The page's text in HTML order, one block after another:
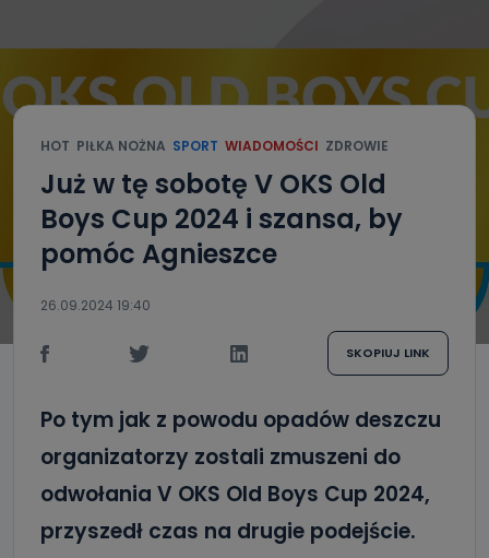
HOT PIŁKA NOŻNA SPORT WIADOMOŚCI ZDROWIE
Już w tę sobotę V OKS Old
Boys Cup 2024 i szansa, by
pomóc Agnieszce
26.09.2024 19:40
SKOPIUJ LINK
Po tym jak z powodu opadów deszczu
organizatorzy zostali zmuszeni do
odwołania V OKS Old Boys Cup 2024,
przyszedł czas na drugie podejście.